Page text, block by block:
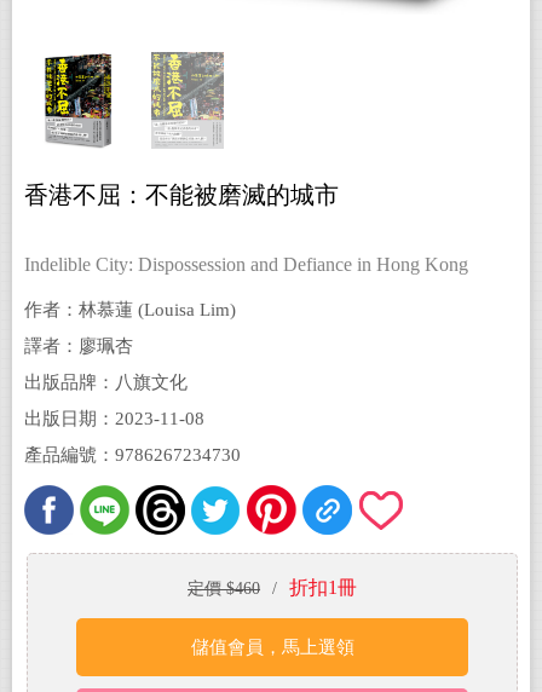
香港不屈：不能被磨滅的城市
Indelible City: Dispossession and Defiance in Hong Kong
作者：林慕蓮 (Louisa Lim)
譯者：廖珮杏
出版品牌：八旗文化
出版日期：2023-11-08
產品編號：9786267234730
定價 $460 / 折扣1冊
儲值會員，馬上選領